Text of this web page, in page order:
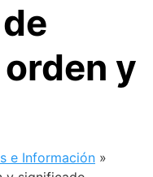
y
e Información »